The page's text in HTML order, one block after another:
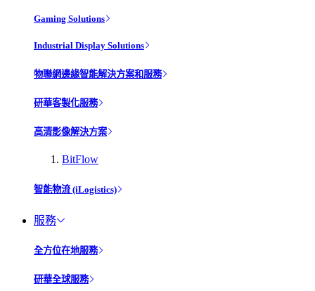
Gaming Solutions
Industrial Display Solutions
物聯網邊緣智能解決方案和服務
研華客製化服務
高清影像解決方案
BitFlow
智能物流 (iLogistics)
服務
全方位在地服務
研華全球服務